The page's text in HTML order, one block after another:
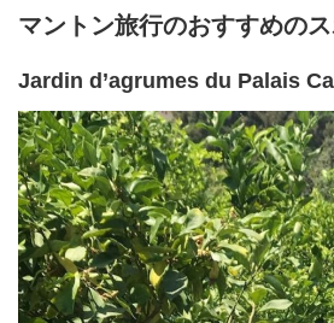
マントン旅行のおすすめのス
Jardin d’agrumes du Palais